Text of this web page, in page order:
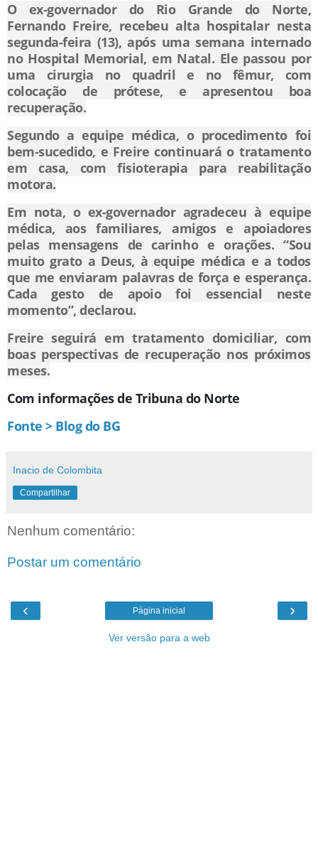
O ex-governador do Rio Grande do Norte,
Fernando Freire, recebeu alta hospitalar nesta
segunda-feira (13), após uma semana internado
no Hospital Memorial, em Natal. Ele passou por
uma cirurgia no quadril e no fêmur, com
colocação de prótese, e apresentou boa
recuperação.
Segundo a equipe médica, o procedimento foi
bem-sucedido, e Freire continuará o tratamento
em casa, com fisioterapia para reabilitação
motora.
Em nota, o ex-governador agradeceu à equipe
médica, aos familiares, amigos e apoiadores
pelas mensagens de carinho e orações. “Sou
muito grato a Deus, à equipe médica e a todos
que me enviaram palavras de força e esperança.
Cada gesto de apoio foi essencial neste
momento”, declarou.
Freire seguirá em tratamento domiciliar, com
boas perspectivas de recuperação nos próximos
meses.
Com informações de Tribuna do Norte
Fonte > Blog do BG
Inacio de Colombita
Compartilhar
Nenhum comentário:
Postar um comentário
‹ ›
Página inicial
Ver versão para a web